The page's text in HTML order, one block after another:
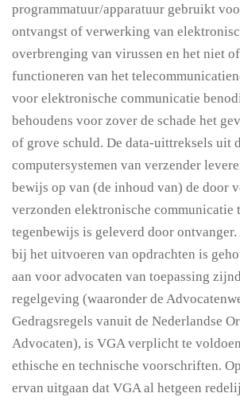
programmatuur/apparatuur gebruikt
ontvangst of verwerking van
overbrenging van virussen en het niet
functioneren van het
voor elektronische communicatie
behoudens voor zover de schade het
of grove schuld. De data-uittreksels uit
computersystemen van verzender
bewijs op van (de inhoud van) de door
verzonden elektronische communicatie
tegenbewijs is geleverd door
bij het uitvoeren van opdrachten is
aan voor advocaten van toepassing
regelgeving (waaronder de
Gedragsregels vanuit de Nederlandse
Advocaten), is VGA verplicht te
ethische en technische voorschriften.
ervan uitgaan dat VGA al hetgeen